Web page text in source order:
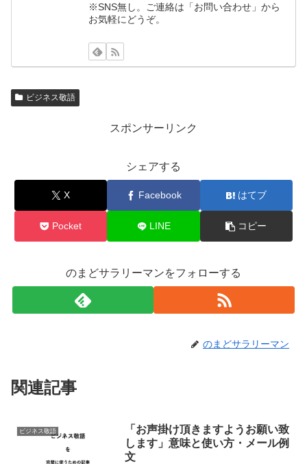
※SNS無し。ご連絡は「お問い合わせ」から
お気軽にどうぞ。
ビジネス敬語
スポンサーリンク
シェアする
X Facebook はてブ
Pocket LINE コピー
のまどサラリーマンをフォローする
のまどサラリーマン
関連記事
ビジネス敬語
「お声掛け頂きますようお願い致
します」意味と使い方・メール例
文